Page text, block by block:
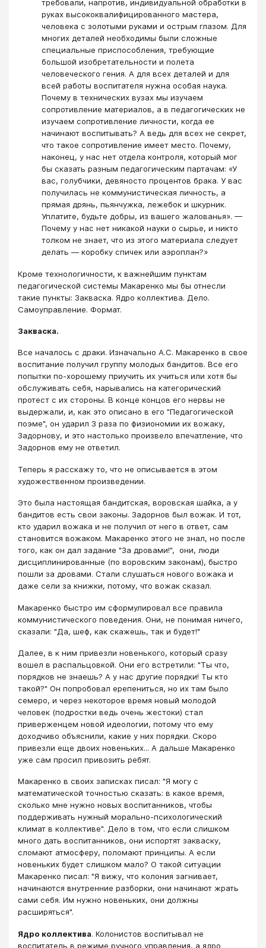
требовали, напротив, индивидуальной обработки в
руках высококвалифицированного мастера,
человека с золотыми руками и острым глазом. Для
многих деталей необходимы были сложные
специальные приспособления, требующие
большой изобретательности и полета
человеческого гения. А для всех деталей и для
всей работы воспитателя нужна особая наука.
Почему в технических вузах мы изучаем
сопротивление материалов, а в педагогических не
изучаем сопротивление личности, когда ее
начинают воспитывать? А ведь для всех не секрет,
что такое сопротивление имеет место. Почему,
наконец, у нас нет отдела контроля, который мог
бы сказать разным педагогическим партачам: «У
вас, голубчики, девяносто процентов брака. У вас
получилась не коммунистическая личность, а
прямая дрянь, пьянчужка, лежебок и шкурник.
Уплатите, будьте добры, из вашего жалованья». —
Почему у нас нет никакой науки о сырье, и никто
толком не знает, что из этого материала следует
делать — коробку спичек или аэроплан?»
Кроме технологичности, к важнейшим пунктам
педагогической системы Макаренко мы бы отнесли
такие пункты: Закваска. Ядро коллектива. Дело.
Самоуправление. Формат.
Закваска.
Все началось с драки. Изначально А.С. Макаренко в свое
воспитание получил группу молодых бандитов. Все его
попытки по-хорошему приучить их учиться или хотя бы
обслуживать себя, нарывались на категорический
протест с их стороны. В конце концов его нервы не
выдержали, и, как это описано в его "Педагогической
поэме", он ударил 3 раза по физиономии их вожаку,
Задорнову, и это настолько произвело впечатление, что
Задорнов ему не ответил.
Теперь я расскажу то, что не описывается в этом
художественном произведении.
Это была настоящая бандитская, воровская шайка, а у
бандитов есть свои законы. Задорнов был вожак. И тот,
кто ударил вожака и не получил от него в ответ, сам
становится вожаком. Макаренко этого не знал, но после
того, как он дал задание "За дровами!", они, люди
дисциплинированные (по воровским законам), быстро
пошли за дровами. Стали слушаться нового вожака и
даже сели за книжки, потому, что вожак сказал.
Макаренко быстро им сформулировал все правила
коммунистического поведения. Они, не понимая ничего,
сказали: "Да, шеф, как скажешь, так и будет!"
Далее, в к ним привезли новенького, который сразу
вошел в распальцовкой. Они его встретили: "Ты что,
порядков не знаешь? А у нас другие порядки! Ты кто
такой?" Он попробовал ерепениться, но их там было
семеро, и через некоторое время новый молодой
человек (подростки ведь очень жестоки) стал
приверженцем новой идеологии, потому что ему
доходчиво объяснили, какие у них порядки. Скоро
привезли еще двоих новеньких... А дальше Макаренко
уже сам просил привозить ребят.
Макаренко в своих записках писал: "Я могу с
математической точностью сказать: в какое время,
сколько мне нужно новых воспитанников, чтобы
поддерживать нужный морально-психологический
климат в коллективе". Дело в том, что если слишком
много дать воспитанников, они испортят закваску,
сломают атмосферу, поломают принципы. А если
новеньких будет слишком мало? О такой ситуации
Макаренко писал: "Я вижу, что колония загнивает,
начинаются внутренние разборки, они начинают жрать
сами себя. Им нужно новеньких, они должны
расширяться".
Ядро коллектива. Колонистов воспитывал не
воспитатель в режиме ручного управления, а ядро